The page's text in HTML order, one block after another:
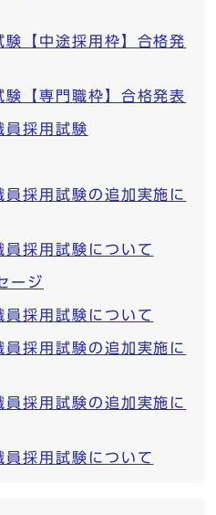
【中途採用枠】合格発
【専門職枠】合格発表
員採用試験
採用試験の追加実施に
採用試験について
ージ
採用試験について
採用試験の追加実施に
採用試験の追加実施に
採用試験について